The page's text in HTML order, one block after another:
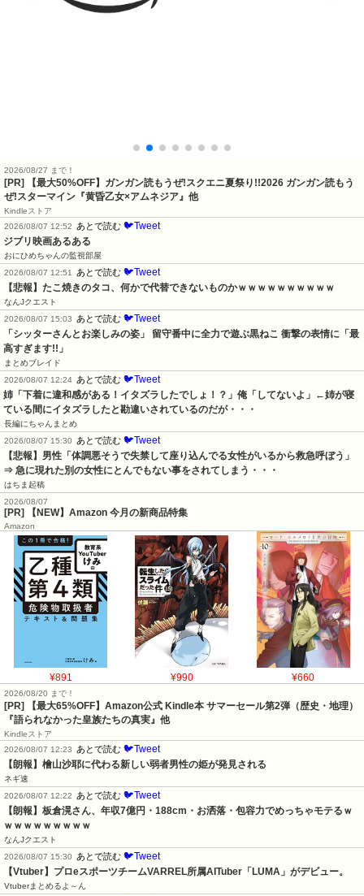
2026/08/27 まで！
[PR]
【最大50%OFF】ガンガン読もうぜ!スクエニ夏祭り!!2026 ガンガン読もう
ぜ!スターマイン『黄昏乙女×アムネジア』他
Kindleストア
2026/08/07 12:52
あとで読む 🐦Tweet
ジブリ映画あるある
おにひめちゃんの監視部屋
2026/08/07 12:51
あとで読む 🐦Tweet
【悲報】たこ焼きのタコ、何かで代替できないものかｗｗｗｗｗｗｗｗｗｗ
なんJクエスト
2026/08/07 15:03
あとで読む 🐦Tweet
「シッターさんとお楽しみの姿」 留守番中に全力で遊ぶ黒ねこ 衝撃の表情に「最
高すぎます!!」
まとめブレイド
2026/08/07 12:24 あとで読む 🐦Tweet
姉「下着に違和感がある！イタズラしたでしょ！？」俺「してないよ」←姉が寝
ている間にイタズラしたと勘違いされているのだが・・・
長編にちゃんまとめ
2026/08/07 15:30
あとで読む 🐦Tweet
【悲報】男性「体調悪そうで失禁して座り込んでる女性がいるから救急呼ぼう」
⇒ 急に現れた別の女性にとんでもない事をされてしまう・・・
はちま起稿
2026/08/07
[PR] 【NEW】Amazon 今月の新商品特集
Amazon
¥891 ¥990 ¥660
2026/08/20 まで！
[PR]
【最大65%OFF】Amazon公式 Kindle本 サマーセール第2弾（歴史・地理）
『語られなかった皇族たちの真実』他
Kindleストア
2026/08/07 12:23
あとで読む 🐦Tweet
【朗報】檜山沙耶に代わる新しい弱者男性の姫が発見される
ネギ速
2026/08/07 12:22
あとで読む 🐦Tweet
【朗報】板倉滉さん、年収7億円・188cm・お洒落・包容力でめっちゃモテるｗ
ｗｗｗｗｗｗｗｗｗ
なんJクエスト
2026/08/07 15:30
あとで読む 🐦Tweet
【Vtuber】プロeスポーツチームVARREL所属AITuber「LUMA」がデビュー。
Vtuberまとめるよ～ん